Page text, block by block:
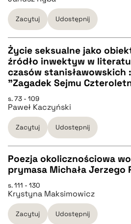
pobierz cytat
BIBTEX
pobierz cytat
Zacytuj Udostępnij
CZYSTY TEKST
pobierz cytat
BIBTEX
pobierz cytat
Życie seksualne jako
źródło inwektyw w
czasów stanisławowskich
"Zagadek Sejmu
s. 73 - 109
Paweł Kaczyński
Zacytuj Udostępnij
CZYSTY TEKST
pobierz cytat
Poezja okolicznościowa
prymasa Michała Jerzego
s. 111 - 130
Krystyna Maksimowicz
Zacytuj Udostępnij